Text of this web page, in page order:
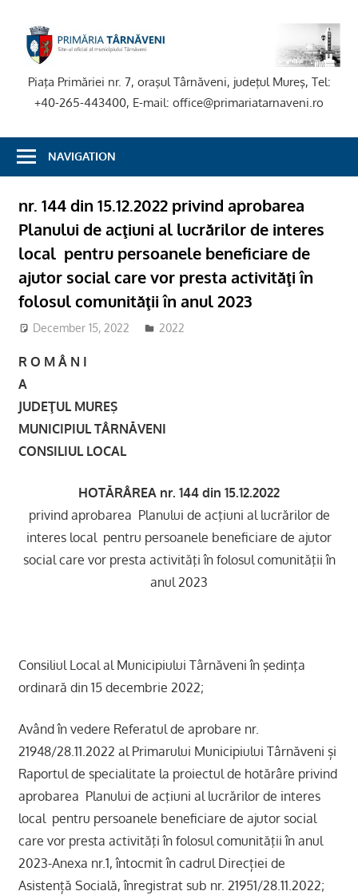
content
Piaţa Primăriei nr. 7, oraşul Târnăveni, judeţul Mureş, Tel:
+40-265-443400, E-mail: office@primariatarnaveni.ro
NAVIGATION
nr. 144 din 15.12.2022 privind aprobarea
Planului de acţiuni al lucrărilor de interes
local pentru persoanele beneficiare de
ajutor social care vor presta activităţi în
folosul comunităţii în anul 2023
December 15, 2022 adm-mmm
2022
R O M Â N I
JUDEŢUL MUREŞ
MUNICIPIUL TÂRNĂVENI
CONSILIUL LOCAL
HOTĂRÂREA nr. 144 din 15.12.2022
privind aprobarea Planului de acţiuni al lucrărilor de
interes local pentru persoanele beneficiare de ajutor
social care vor presta activităţi în folosul comunităţii în
anul 2023
Consiliul Local al Municipiului Târnăveni în şedinţa
ordinară din 15 decembrie 2022;
Având în vedere Referatul de aprobare nr.
21948/28.11.2022 al Primarului Municipiului Târnăveni și
Raportul de specialitate la proiectul de hotărâre privind
aprobarea Planului de acţiuni al lucrărilor de interes
local pentru persoanele beneficiare de ajutor social
care vor presta activităţi în folosul comunităţii în anul
2023-Anexa nr.1, întocmit în cadrul Direcției de
Asistență Socială, înregistrat sub nr. 21951/28.11.2022;